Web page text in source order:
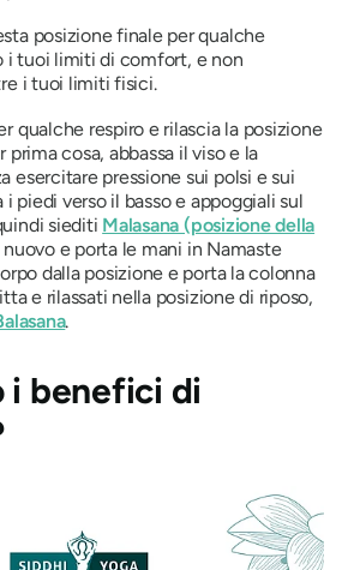
posizione finale per qualche
i tuoi limiti di comfort, e non
i tuoi limiti fisici.
qualche respiro e rilascia la posizione
prima cosa, abbassa il viso e la
esercitare pressione sui polsi e sui
piedi verso il basso e appoggiali sul
siediti Malasana (posizione della
nuovo e porta le mani in Namaste
dalla posizione e porta la colonna
e rilassati nella posizione di riposo,
.
i benefici di